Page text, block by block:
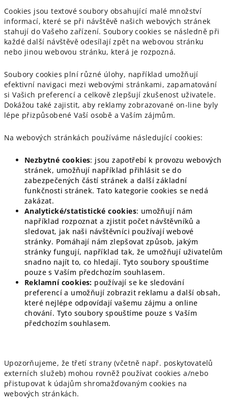
Cookies jsou textové soubory obsahující malé množství
informací, které se při návštěvě našich webových stránek
stahují do Vašeho zařízení. Soubory cookies se následně při
každé další návštěvě odesílají zpět na webovou stránku
nebo jinou webovou stránku, která je rozpozná.
Soubory cookies plní různé úlohy, například umožňují
efektivní navigaci mezi webovými stránkami, zapamatování
si Vašich preferencí a celkově zlepšují zkušenost uživatele.
Dokážou také zajistit, aby reklamy zobrazované on-line byly
lépe přizpůsobené Vaší osobě a Vaším zájmům.
Na webových stránkách používáme následující cookies:
Nezbytné cookies: jsou zapotřebí k provozu webových
stránek, umožňují například přihlásit se do
zabezpečených částí stránek a další základní
funkčnosti stránek. Tato kategorie cookies se nedá
zakázat.
Analytické/statistické cookies: umožňují nám
například rozpoznat a zjistit počet návštěvníků a
sledovat, jak naši návštěvníci používají webové
stránky. Pomáhají nám zlepšovat způsob, jakým
stránky fungují, například tak, že umožňují uživatelům
snadno najít to, co hledají. Tyto soubory spouštíme
pouze s Vaším předchozím souhlasem.
Reklamní cookies: používají se ke sledování
preferencí a umožňují zobrazit reklamu a další obsah,
které nejlépe odpovídají vašemu zájmu a online
chování. Tyto soubory spouštíme pouze s Vaším
předchozím souhlasem.
Upozorňujeme, že třetí strany (včetně např. poskytovatelů
externích služeb) mohou rovněž používat cookies a/nebo
přistupovat k údajům shromažďovaným cookies na
webových stránkách.